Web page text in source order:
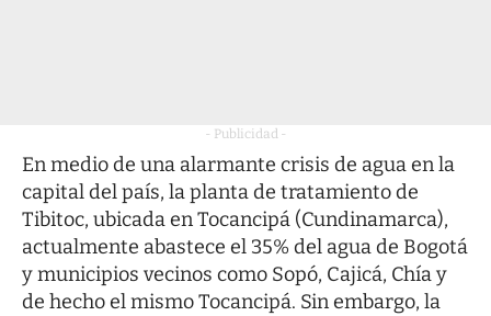
- Publicidad -
En medio de una alarmante crisis de agua en la
capital del país, la planta de tratamiento de
Tibitoc, ubicada en Tocancipá (Cundinamarca),
actualmente abastece el 35% del agua de Bogotá
y municipios vecinos como Sopó, Cajicá, Chía y
de hecho el mismo Tocancipá. Sin embargo, la